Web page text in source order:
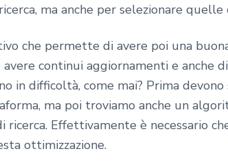
ma anche per selezionare
che permette di avere poi una
avere continui aggiornamenti e
in difficoltà, come mai? Prima
ma poi troviamo anche un
Effettivamente è necessario
ottimizzazione.